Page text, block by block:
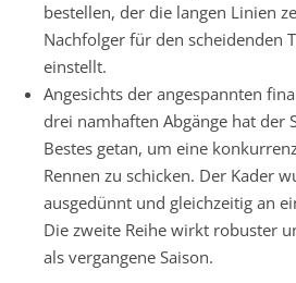
bestellen, der die langen Linien
Nachfolger für den scheidenden
einstellt.
Angesichts der angespannten
drei namhaften Abgänge hat der
Bestes getan, um eine
Rennen zu schicken. Der Kader
ausgedünnt und gleichzeitig an
Die zweite Reihe wirkt robuster
als vergangene Saison.